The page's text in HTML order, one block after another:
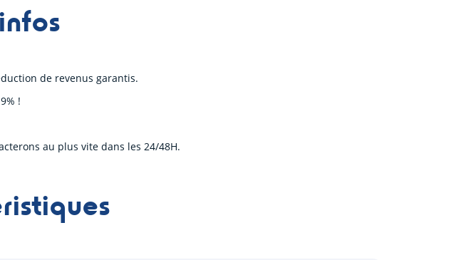
de revenus garantis.
!
au plus vite dans les 24/48H.